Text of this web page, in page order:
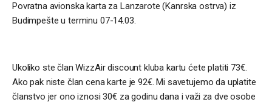
Povratna avionska karta za Lanzarote (Kanrska ostrva) iz
Budimpešte u terminu 07-14.03.
Ukoliko ste član WizzAir discount kluba kartu ćete platiti 73€.
Ako pak niste član cena karte je 92€. Mi savetujemo da uplatite
članstvo jer ono iznosi 30€ za godinu dana i važi za dve osobe